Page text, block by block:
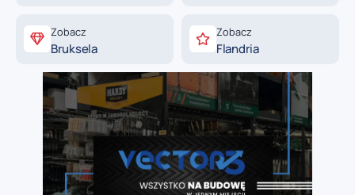
Zobacz
Bruksela
Zobacz
Flandria